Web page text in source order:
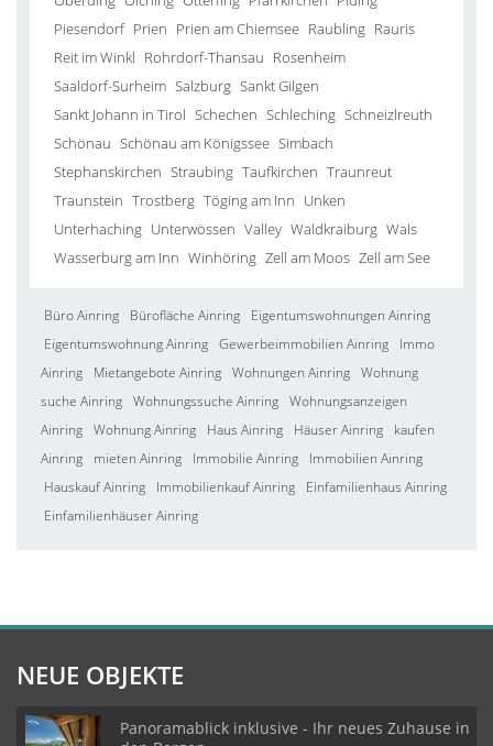
Piesendorf Prien Prien am Chiemsee Raubling Rauris
Reit im Winkl Rohrdorf-Thansau Rosenheim
Saaldorf-Surheim Salzburg Sankt Gilgen
Sankt Johann in Tirol Schechen Schleching Schneizlreuth
Schönau Schönau am Königssee Simbach
Stephanskirchen Straubing Taufkirchen Traunreut
Traunstein Trostberg Töging am Inn Unken
Unterhaching Unterwössen Valley Waldkraiburg Wals
Wasserburg am Inn Winhöring Zell am Moos Zell am See
Büro Ainring Bürofläche Ainring
Eigentumswohnungen Ainring
Eigentumswohnung Ainring Gewerbeimmobilien Ainring
Immo
Ainring
Mietangebote Ainring Wohnungen Ainring Wohnung
suche Ainring Wohnungssuche Ainring Wohnungsanzeigen
Ainring Wohnung Ainring Haus Ainring Häuser Ainring
kaufen
Ainring
mieten Ainring Immobilie Ainring
Immobilien Ainring
Hauskauf Ainring
Immobilienkauf Ainring
Einfamilienhaus Ainring
Einfamilienhäuser Ainring
NEUE OBJEKTE
Panoramablick inklusive - Ihr neues Zuhause in